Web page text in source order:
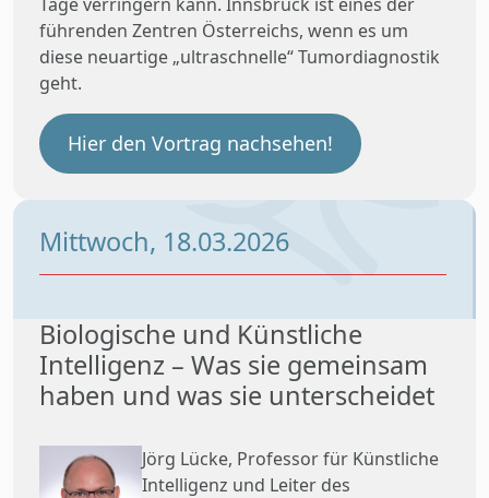
führenden Zentren Österreichs, wenn es um
diese neuartige „ultraschnelle“ Tumordiagnostik
geht.
Hier den Vortrag nachsehen!
Mittwoch, 18.03.2026
Biologische und Künstliche
Intelligenz – Was sie gemeinsam
haben und was sie unterscheidet
Jörg Lücke, Professor für Künstliche
Intelligenz und Leiter des